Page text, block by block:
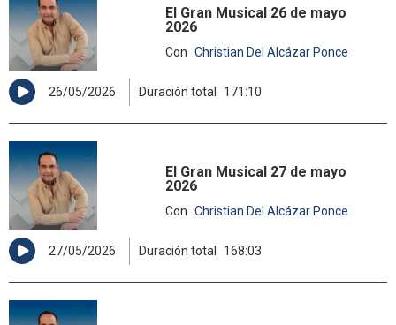
El Gran Musical 26 de mayo
2026
Con Christian Del Alcázar Ponce
26/05/2026 Duración total 171:10
El Gran Musical 27 de mayo
2026
Con Christian Del Alcázar Ponce
27/05/2026 Duración total 168:03